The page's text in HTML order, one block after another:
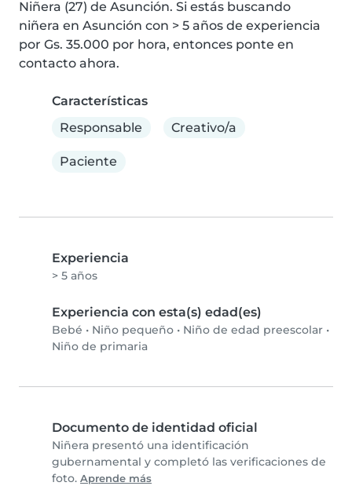
Niñera (27) de Asunción. Si estás buscando
niñera en Asunción con > 5 años de experiencia
por Gs. 35.000 por hora, entonces ponte en
contacto ahora.
Características
Responsable
Creativo/a
Paciente
Experiencia
> 5 años
Experiencia con esta(s) edad(es)
Bebé • Niño pequeño • Niño de edad preescolar •
Niño de primaria
Documento de identidad oficial
Niñera presentó una identificación
gubernamental y completó las verificaciones de
foto. Aprende más